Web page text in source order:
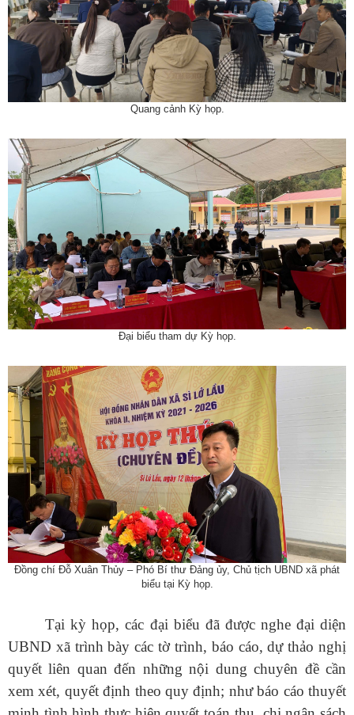
Quang cảnh Kỳ họp.
Đại biểu tham dự Kỳ họp.
Đồng chí Đỗ Xuân Thủy – Phó Bí thư Đảng ủy, Chủ tịch UBND xã phát
biểu tại Kỳ họp.
Tại kỳ họp, các đại biểu đã được nghe đại diện
UBND xã trình bày cáctờ trình, báo cáo, dự thảo nghị
quyết liên quan đến những nội dung chuyên đề cần
xem xét, quyết định theo quy định; như báo cáo thuyết